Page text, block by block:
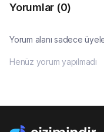
Yorumlar (0)
Yorum alanı sadece
Henüz yorum yapılmadı